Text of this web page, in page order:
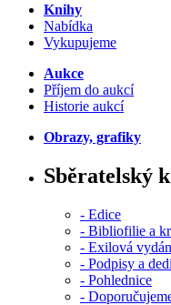
Knihy
Nabídka
Vykupujeme
Aukce
Příjem do aukcí
Historie aukcí
Obrazy, grafiky
Sběratelský
- Edice
- Bibliofilie a
- Exilová
- Podpisy a
- Pohlednice
-